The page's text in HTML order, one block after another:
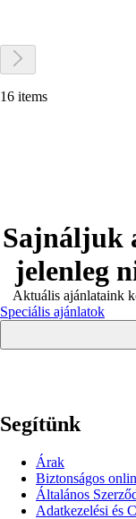
16 items
Sajnáljuk
jelenleg
Aktuális ajánlataink
Speciális ajánlatok
Segítünk
Árak
Biztonságos
Általános
Adatkezelési és